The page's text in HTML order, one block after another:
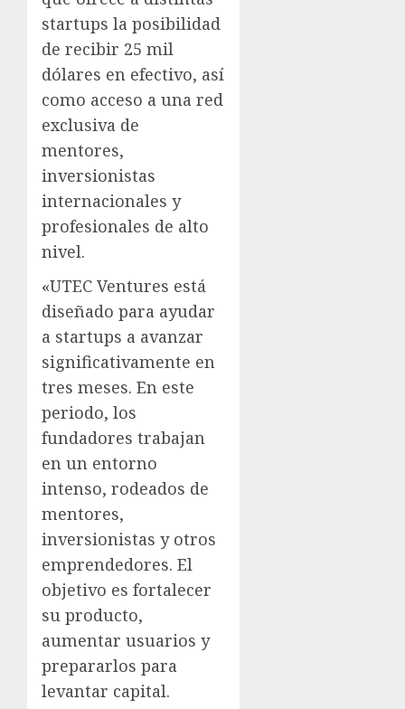
startups la posibilidad
de recibir 25 mil
dólares en efectivo, así
como acceso a una red
exclusiva de
mentores,
inversionistas
internacionales y
profesionales de alto
nivel.
«UTEC Ventures está
diseñado para ayudar
a startups a avanzar
significativamente en
tres meses. En este
periodo, los
fundadores trabajan
en un entorno
intenso, rodeados de
mentores,
inversionistas y otros
emprendedores. El
objetivo es fortalecer
su producto,
aumentar usuarios y
prepararlos para
levantar capital.